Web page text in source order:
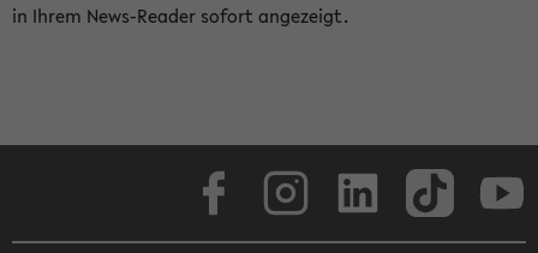
in Ihrem News-Reader sofort angezeigt.